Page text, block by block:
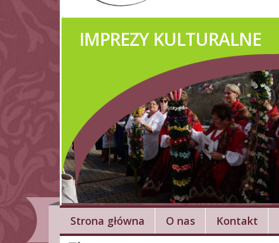
IMPREZY KULTURALNE
Strona główna O nas Kontakt